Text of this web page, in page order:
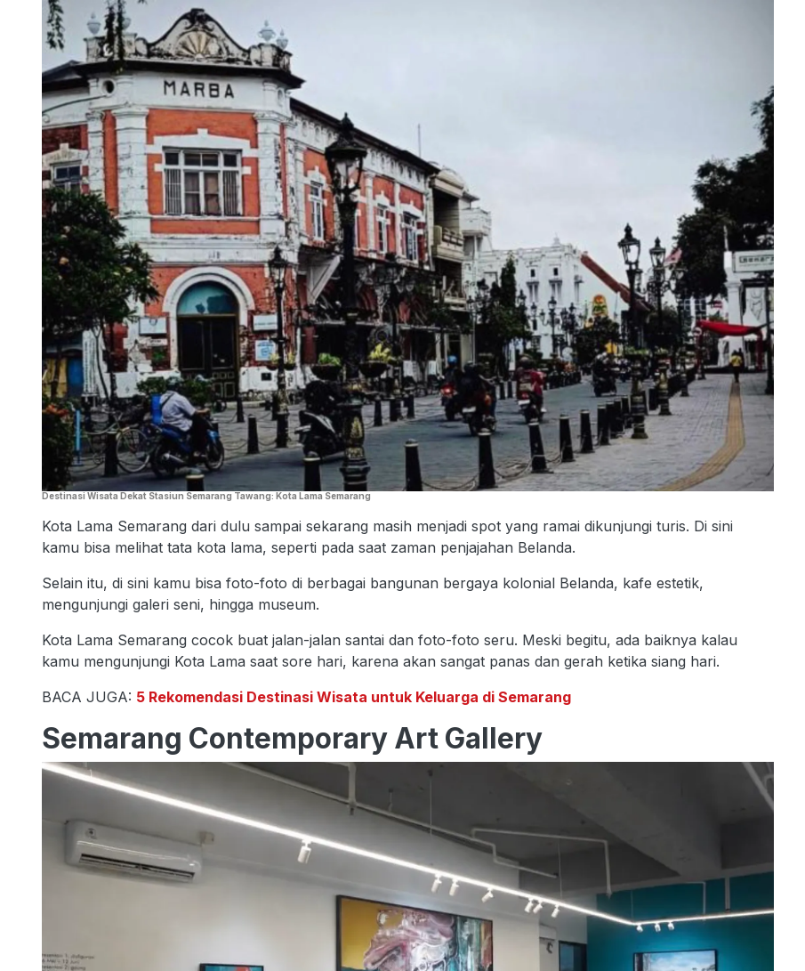
Destinasi Wisata Dekat Stasiun Semarang Tawang: Kota Lama Semarang
Kota Lama Semarang dari dulu sampai sekarang masih menjadi spot yang ramai dikunjungi turis. Di sini
kamu bisa melihat tata kota lama, seperti pada saat zaman penjajahan Belanda.
Selain itu, di sini kamu bisa foto-foto di berbagai bangunan bergaya kolonial Belanda, kafe estetik,
mengunjungi galeri seni, hingga museum.
Kota Lama Semarang cocok buat jalan-jalan santai dan foto-foto seru. Meski begitu, ada baiknya kalau
kamu mengunjungi Kota Lama saat sore hari, karena akan sangat panas dan gerah ketika siang hari.
BACA JUGA: 5 Rekomendasi Destinasi Wisata untuk Keluarga di Semarang
Semarang Contemporary Art Gallery